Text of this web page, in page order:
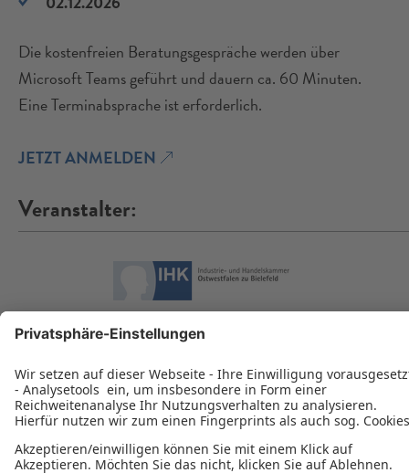
Die kostenfreien Beratungsgespräche werden über
Microsoft Teams geführt und dauern ca. 60 Minuten.
Eine Terminabsprache ist erforderlich.
JETZT ANMELDEN
Veranstalter:
Industrie- und Handelskammer Ostwestfalen zu Bielefeld
Elsa-Brändström-Str. 1-3
33602 Bielefeld
Homepage der Industrie- und Handelskammer
Ostwestfalen zu Bielefeld